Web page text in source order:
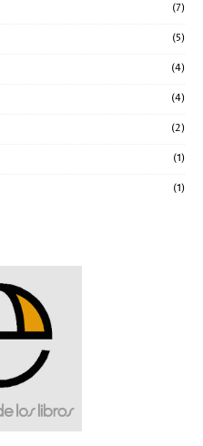
(7)
(5)
(4)
(4)
(2)
(1)
(1)